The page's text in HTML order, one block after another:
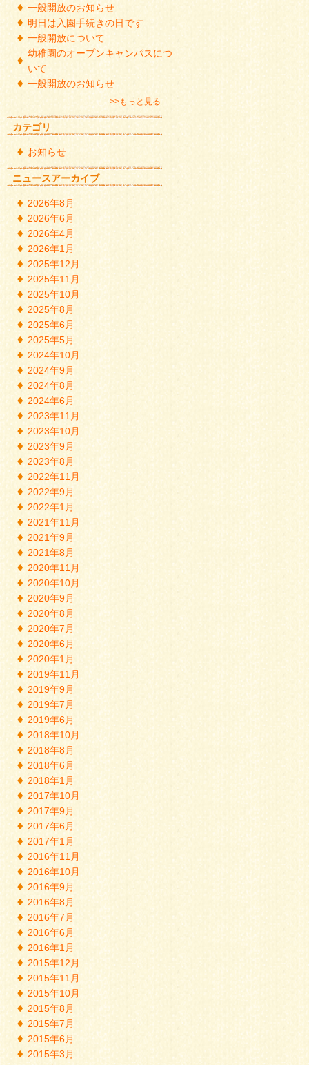
一般開放のお知らせ
明日は入園手続きの日です
一般開放について
幼稚園のオープンキャンパスにつ
いて
一般開放のお知らせ
>>もっと見る
カテゴリ
お知らせ
ニュースアーカイブ
2026年8月
2026年6月
2026年4月
2026年1月
2025年12月
2025年11月
2025年10月
2025年8月
2025年6月
2025年5月
2024年10月
2024年9月
2024年8月
2024年6月
2023年11月
2023年10月
2023年9月
2023年8月
2022年11月
2022年9月
2022年1月
2021年11月
2021年9月
2021年8月
2020年11月
2020年10月
2020年9月
2020年8月
2020年7月
2020年6月
2020年1月
2019年11月
2019年9月
2019年7月
2019年6月
2018年10月
2018年8月
2018年6月
2018年1月
2017年10月
2017年9月
2017年6月
2017年1月
2016年11月
2016年10月
2016年9月
2016年8月
2016年7月
2016年6月
2016年1月
2015年12月
2015年11月
2015年10月
2015年8月
2015年7月
2015年6月
2015年3月